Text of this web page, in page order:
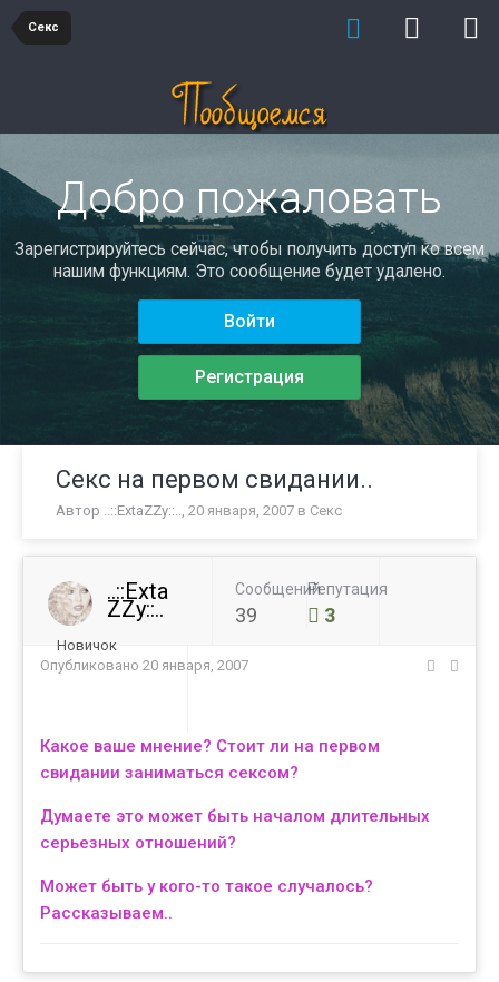
Секс
Добро пожаловать
Зарегистрируйтесь сейчас, чтобы получить доступ ко всем
нашим функциям. Это сообщение будет удалено.
Войти
Регистрация
Секс на первом свидании..
Автор ..::ExtaZZy::.., 20 января, 2007 в Секс
..::Exta
ZZy::..
Новичок
Сообщений
39
Репутация
3
Опубликовано 20 января, 2007
Какое ваше мнение? Стоит ли на первом
свидании заниматься сексом?
Думаете это может быть началом длительных
серьезных отношений?
Может быть у кого-то такое случалось?
Рассказываем..